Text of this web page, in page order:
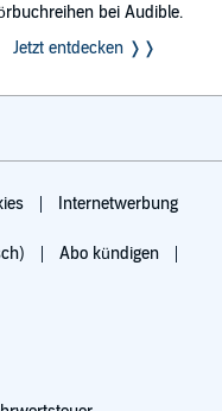
bei Audible.
Jetzt entdecken ❭❭
Internetwerbung
Abo kündigen